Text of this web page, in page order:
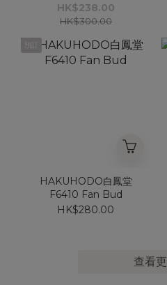
HK$238.00
HK$300.00
HAKUHODO白鳳堂
F6410 Fan Bud
HK$280.00
查看